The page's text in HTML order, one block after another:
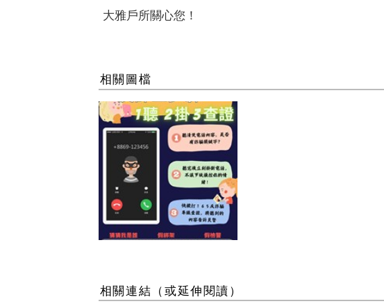
大雅戶所關心您！
相關圖檔
反詐3步驟
相關連結（或延伸閱讀）